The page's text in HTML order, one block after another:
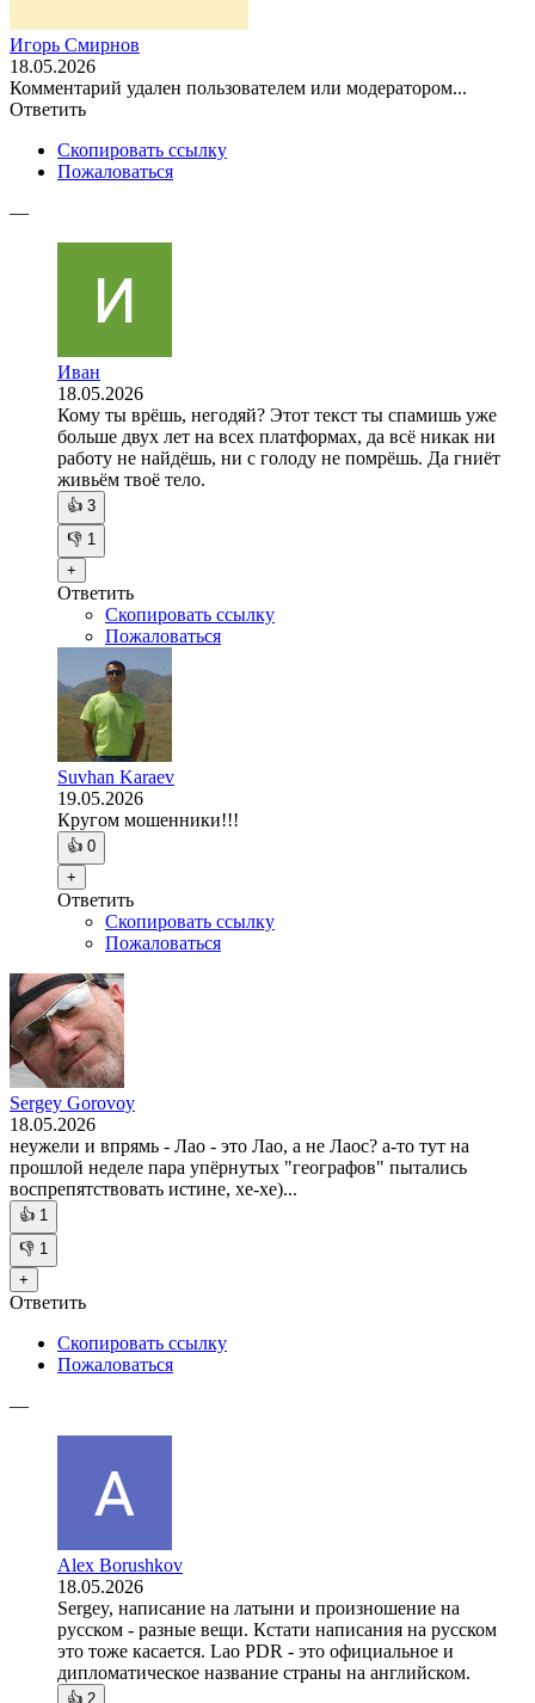
Игорь Смирнов
18.05.2026
Комментарий удален пользователем или модератором...
Ответить
Скопировать ссылку
Пожаловаться
—
Иван
18.05.2026
Кому ты врёшь, негодяй? Этот текст ты спамишь уже
больше двух лет на всех платформах, да всё никак ни
работу не найдёшь, ни с голоду не помрёшь. Да гниёт
живьём твоё тело.
👍 3
👎 1
+
Ответить
Скопировать ссылку
Пожаловаться
Suvhan Karaev
19.05.2026
Кругом мошенники!!!
👍 0
+
Ответить
Скопировать ссылку
Пожаловаться
Sergey Gorovoy
18.05.2026
неужели и впрямь - Лао - это Лао, а не Лаос? а-то тут на
прошлой неделе пара упёрнутых "географов" пытались
воспрепятствовать истине, хе-хе)...
👍 1
👎 1
+
Ответить
Скопировать ссылку
Пожаловаться
—
Alex Borushkov
18.05.2026
Sergey, написание на латыни и произношение на
русском - разные вещи. Кстати написания на русском
это тоже касается. Lao PDR - это официальное и
дипломатическое название страны на английском.
👍 2